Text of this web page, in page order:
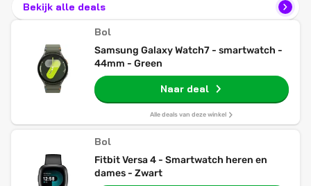
Bekijk alle deals
Bol
Samsung Galaxy Watch7 - smartwatch -
44mm - Green
Naar deal
Alle deals van deze winkel
Bol
Fitbit Versa 4 - Smartwatch heren en
dames - Zwart